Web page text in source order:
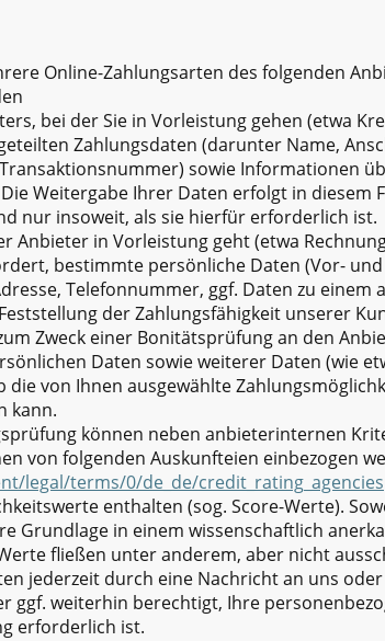
Online-Zahlungsarten des folgenden
bei der Sie in Vorleistung gehen (etwa
Zahlungsdaten (darunter Name,
sowie Informationen
Weitergabe Ihrer Daten erfolgt in diesem
nur insoweit, als sie hierfür erforderlich ist.
Anbieter in Vorleistung geht (etwa
bestimmte persönliche Daten (Vor-
Telefonnummer, ggf. Daten zu
der Zahlungsfähigkeit unserer
Zweck einer Bonitätsprüfung an den
Daten sowie weiterer Daten (wie
von Ihnen ausgewählte
kann.
können neben anbieterinternen
von folgenden Auskunfteien einbezogen
legal/terms/0/de_de/credit_rating_agencies
enthalten (sog. Score-Werte).
Grundlage in einem wissenschaftlich
fließen unter anderem, aber nicht
jederzeit durch eine Nachricht an uns
ggf. weiterhin berechtigt, Ihre
erforderlich ist.